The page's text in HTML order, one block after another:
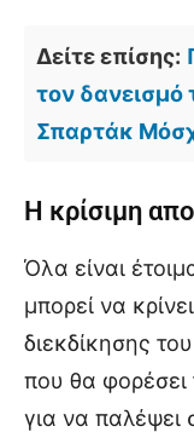
Δείτε επίσης:
τον δανεισμό
Σπαρτάκ
Η κρίσιμη
Όλα είναι
μπορεί να
διεκδίκησης
που θα
για να παλέψει